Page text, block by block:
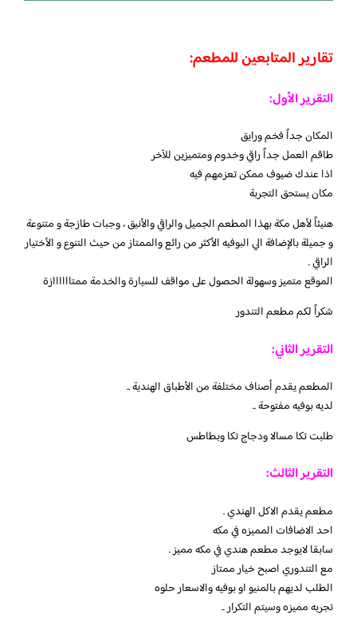
تقارير المتابعين للمطعم:
التقرير الأول:
المكان جداً فخم ورايق
طاقم العمل جداً راقي وخدوم ومتميزين للآخر
اذا عندك ضيوف ممكن تعزمهم فيه
مكان يستحق التجربة
هنيئاً لأهل مكة بهذا المطعم الجميل والراقي والأنيق ، وجبات طازجة و متنوعة
و جميلة بالإضافة الي البوفيه الأكثر من رائع والممتاز من حيث التنوع و الأختيار
الراقي .
الموقع متميز وسهولة الحصول على مواقف للسيارة والخدمة ممتاااااازة
شكراً لكم مطعم التندور
التقرير الثاني:
المطعم يقدم أصناف مختلفة من الأطباق الهندية ..
لديه بوفيه مفتوحة ..
طلبت تكا مسالا ودجاج تكا وبطاطس
التقرير الثالث:
مطعم يقدم الاكل الهندي .
احد الاضافات المميزه في مكه
سابقا لايوجد مطعم هندي في مكه مميز .
مع التندوري اصبح خيار ممتاز
الطلب لديهم بالمنيو او بوفيه والاسعار حلوه
تجربه مميزه وسيتم التكرار ..